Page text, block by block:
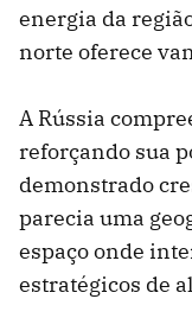
energia da
norte oferece
A Rússia
reforçando sua
demonstrado
parecia uma
espaço onde
estratégicos de